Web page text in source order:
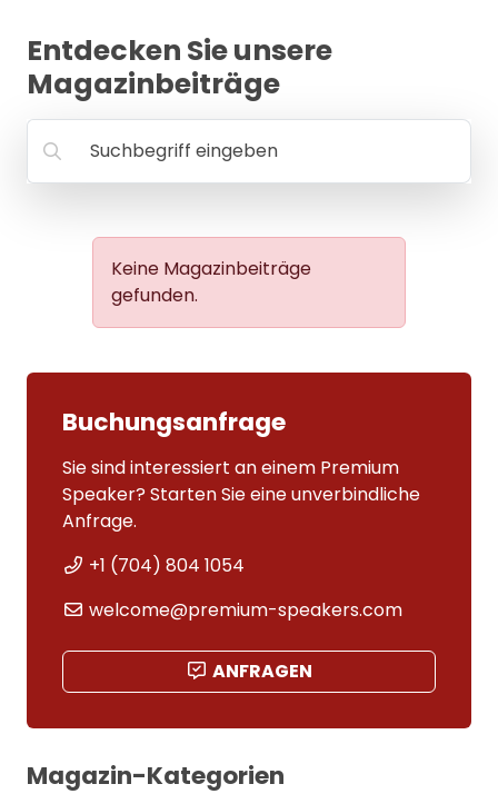
FAQ
Entdecken Sie unsere
Magazinbeiträge
Suchbegriff eingeben
Keine Magazinbeiträge
gefunden.
Buchungsanfrage
Sie sind interessiert an einem Premium
Speaker? Starten Sie eine unverbindliche
Anfrage.
+1 (704) 804 1054
welcome@premium-speakers.com
ANFRAGEN
Magazin-Kategorien